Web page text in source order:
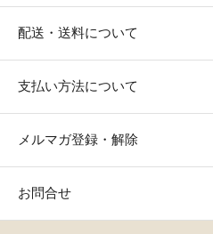
配送・送料について
支払い方法について
メルマガ登録・解除
お問合せ